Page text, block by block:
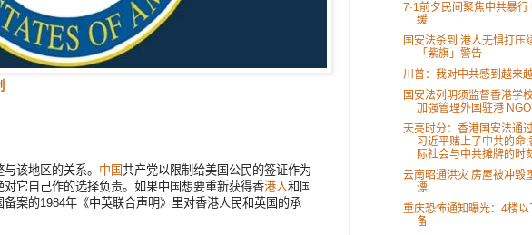
该地区的关系。 中国共产党以限制给美国公民的签证作为
对它自己作的选择负责。如果中国想要重新获得香港人和国
案的1984年《中英联合声明》里对香港人民和英国的承
7·1前夕民间聚焦中共暴
缓
国安法杀到 港人无惧打压
「紫旗」警告
川普：我对中共感到越来
国安法列明须监督香港学
加强管理外国驻港
天亮时分：香港国安法通
习近平赌上了中共的命;
际社会与中共摊牌的时
云南昭通洪灾 房屋被冲毁
漂
重庆恐怖通知曝光：4楼
备